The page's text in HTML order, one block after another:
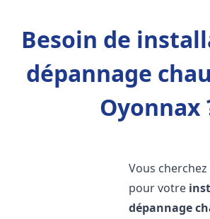
Besoin de
dépannage
Oyonnax
Vous
pour votre
dépannage